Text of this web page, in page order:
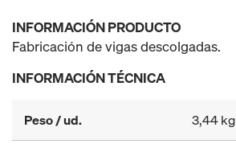
INFORMACIÓN PRODUCTO
Fabricación de vigas descolgadas.
INFORMACIÓN TÉCNICA
Peso / ud. 3,44 kg